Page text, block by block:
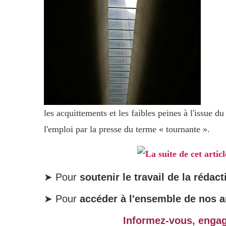
les acquittements et les faibles peines à l'issue
l'emploi par la presse du terme « tournante ».
La suite de cet
➤ Pour soutenir le travail de la
➤ Pour accéder à l'ensemble de nos
Informez-vous,